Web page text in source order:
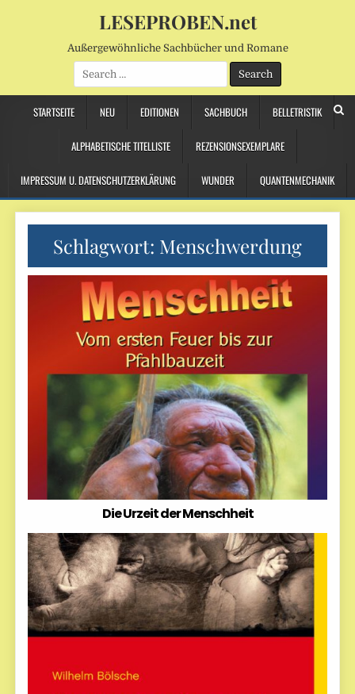
LESEPROBEN.net
Außergewöhnliche Sachbücher und Romane
Search
for:
STARTSEITE NEU EDITIONEN SACHBUCH BELLETRISTIK
ALPHABETISCHE TITELLISTE REZENSIONSEXEMPLARE
IMPRESSUM U. DATENSCHUTZERKLÄRUNG WUNDER QUANTENMECHANIK
Schlagwort: Menschwerdung
Die Urzeit der Menschheit